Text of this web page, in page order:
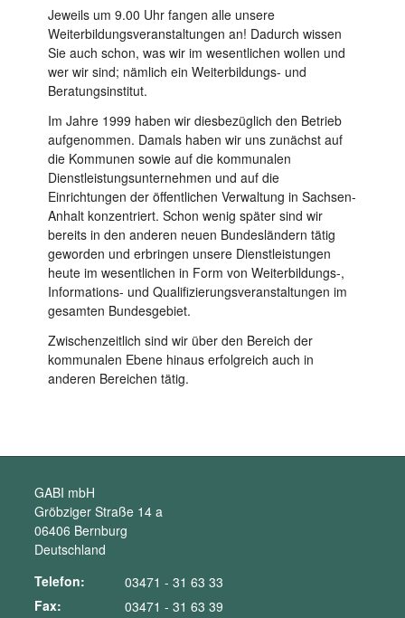
Jeweils um 9.00 Uhr fangen alle unsere
Weiterbildungsveranstaltungen an! Dadurch wissen
Sie auch schon, was wir im wesentlichen wollen und
wer wir sind; nämlich ein Weiterbildungs- und
Beratungsinstitut.
Im Jahre 1999 haben wir diesbezüglich den Betrieb
aufgenommen. Damals haben wir uns zunächst auf
die Kommunen sowie auf die kommunalen
Dienstleistungsunternehmen und auf die
Einrichtungen der öffentlichen Verwaltung in Sachsen-
Anhalt konzentriert. Schon wenig später sind wir
bereits in den anderen neuen Bundesländern tätig
geworden und erbringen unsere Dienstleistungen
heute im wesentlichen in Form von Weiterbildungs-,
Informations- und Qualifizierungsveranstaltungen im
gesamten Bundesgebiet.
Zwischenzeitlich sind wir über den Bereich der
kommunalen Ebene hinaus erfolgreich auch in
anderen Bereichen tätig.
GABI mbH
Gröbziger Straße 14 a
06406 Bernburg
Deutschland
Telefon:
03471 - 31 63 33
Fax:
03471 - 31 63 39